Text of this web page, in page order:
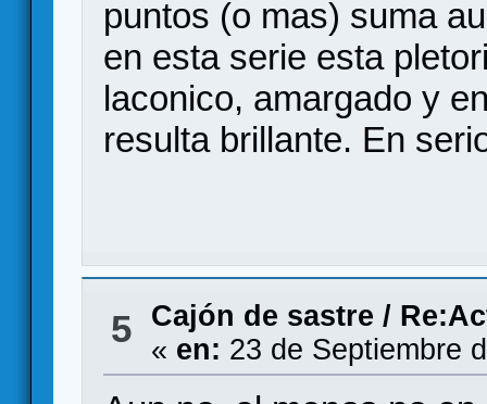
puntos (o mas) suma
en esta serie esta
laconico, amargado y
resulta brillante. En
5 Cajón de sastre /
« en: 23 de Septiembre